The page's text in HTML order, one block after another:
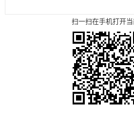
扫一扫在手机打开当